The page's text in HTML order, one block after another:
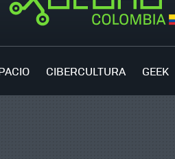
CIBERCULTURA GEEK